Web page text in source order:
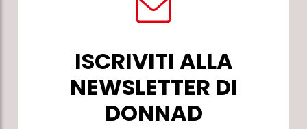
ISCRIVITI ALLA
NEWSLETTER DI
DONNAD